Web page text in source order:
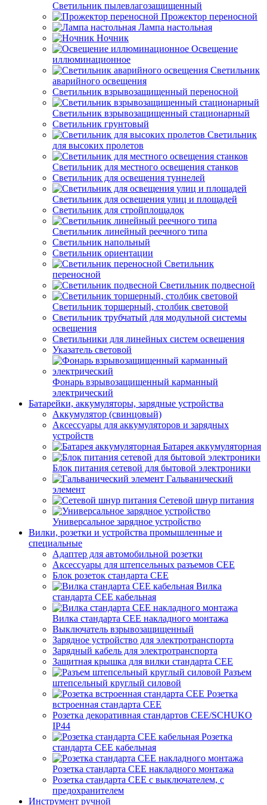
Светильник пылевлагозащищенный
Прожектор переносной
Лампа настольная
Ночник
Освещение
иллюминационное
Светильник
аварийного освещения
Светильник взрывозащищенный переносной
Светильник взрывозащищенный стационарный
Светильник грунтовый
Светильник
для высоких пролетов
Светильник для местного освещения станков
Светильник для освещения туннелей
Светильник для освещения улиц и площадей
Светильник для стройплощадок
Светильник линейный реечного типа
Светильник напольный
Светильник ориентации
Светильник
переносной
Светильник подвесной
Светильник торшерный, столбик световой
Светильник трубчатый для модульной системы
освещения
Светильники для линейных систем освещения
Указатель световой
Фонарь взрывозащищенный карманный
электрический
Батарейки, аккумуляторы, зарядные устройства
Аккумулятор (свинцовый)
Аксессуары для аккумуляторов и зарядных
устройств
Батарея аккумуляторная
Блок питания сетевой для бытовой электроники
Гальванический
элемент
Сетевой шнур питания
Универсальное зарядное устройство
Вилки, розетки и устройства промышленные и
специальные
Адаптер для автомобильной розетки
Аксессуары для штепсельных разъемов CEE
Блок розеток стандарта CEE
Вилка
стандарта CEE кабельная
Вилка стандарта CEE накладного монтажа
Выключатель взрывозащищенный
Зарядное устройство для электротранспорта
Зарядный кабель для электротранспорта
Защитная крышка для вилки стандарта CEE
Разъем
штепсельный круглый силовой
Розетка
встроенная стандарта CEE
Розетка декоративная стандартов CEE/SCHUKO
IP44
Розетка
стандарта СЕЕ кабельная
Розетка стандарта СЕЕ накладного монтажа
Розетка стандарта СЕЕ с выключателем, с
предохранителем
Инструмент ручной